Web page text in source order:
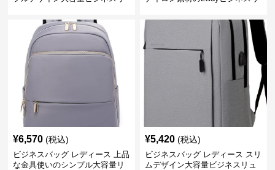
¥6,570 (税込)
ビジネスバッグ レディース 上品
な金具使いのシンプル大容量リ
¥5,420 (税込)
ビジネスバッグ レディース スリ
ムデザイン大容量ビジネスリュ